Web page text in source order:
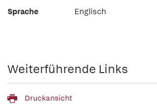
Sprache
Englisch
Weiterführende Links
Druckansicht